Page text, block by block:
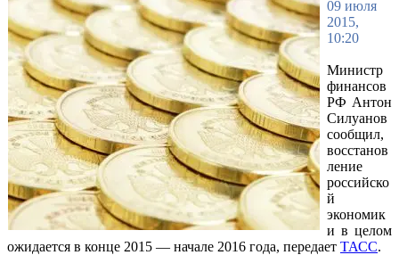
09 июля
2015,
10:20
Министр
финансов
РФ Антон
Силуанов
сообщил,
восстанов
ление
российско
й
экономик
и в целом
ожидается в конце 2015 — начале 2016 года, передает ТАСС.